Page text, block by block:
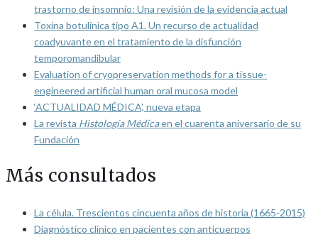
trastorno de insomnio: Una revisión de la evidencia actual
Toxina botulínica tipo A1. Un recurso de actualidad
coadyuvante en el tratamiento de la disfunción
temporomandibular
Evaluation of cryopreservation methods for a tissue-
engineered artificial human oral mucosa model
‘ACTUALIDAD MÉDICA’, nueva etapa
La revista Histología Médicaen el cuarenta aniversario de su
Fundación
Más consultados
La célula. Trescientos cincuenta años de historia (1665-2015)
Diagnóstico clínico en pacientes con anticuerpos